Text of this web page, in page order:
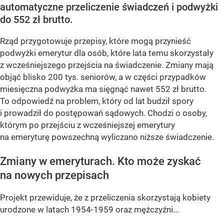
automatyczne przeliczenie świadczeń i podwyżki
do 552 zł brutto.
Rząd przygotowuje przepisy, które mogą przynieść
podwyżki emerytur dla osób, które lata temu skorzystały
z wcześniejszego przejścia na świadczenie. Zmiany mają
objąć blisko 200 tys. seniorów, a w części przypadków
miesięczna podwyżka ma sięgnąć nawet 552 zł brutto.
To odpowiedź na problem, który od lat budził spory
i prowadził do postępowań sądowych. Chodzi o osoby,
którym po przejściu z wcześniejszej emerytury
na emeryturę powszechną wyliczano niższe świadczenie.
Zmiany w emeryturach. Kto może zyskać
na nowych przepisach
Projekt przewiduje, że z przeliczenia skorzystają kobiety
urodzone w latach 1954-1959 oraz mężczyźni...